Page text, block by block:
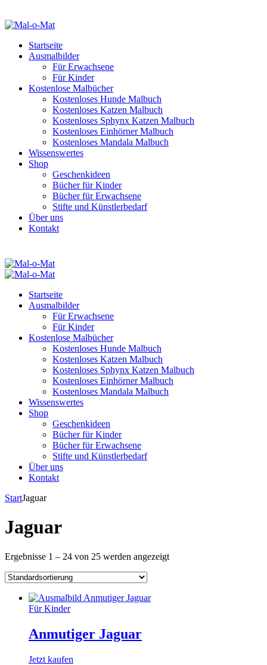
Startseite
Ausmalbilder
Für Erwachsene
Für Kinder
Kostenlose Malbücher
Kostenloses Hunde Malbuch
Kostenloses Katzen Malbuch
Kostenloses Sphynx Katzen Malbuch
Kostenloses Einhörner Malbuch
Kostenloses Mandala Malbuch
Wissenswertes
Shop
Geschenkideen
Bücher für Kinder
Bücher für Erwachsene
Stifte und Künstlerbedarf
Über uns
Kontakt
Startseite
Ausmalbilder
Für Erwachsene
Für Kinder
Kostenlose Malbücher
Kostenloses Hunde Malbuch
Kostenloses Katzen Malbuch
Kostenloses Sphynx Katzen Malbuch
Kostenloses Einhörner Malbuch
Kostenloses Mandala Malbuch
Wissenswertes
Shop
Geschenkideen
Bücher für Kinder
Bücher für Erwachsene
Stifte und Künstlerbedarf
Über uns
Kontakt
StartJaguar
Jaguar
Ergebnisse 1 – 24 von 25 werden angezeigt
Für Kinder
Anmutiger Jaguar
Jetzt kaufen